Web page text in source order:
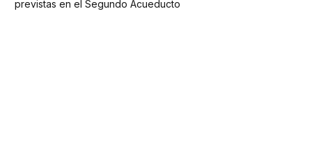
previstas en el Segundo Acueducto